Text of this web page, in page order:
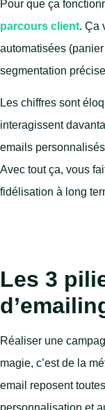
Pour que ça
parcours client. Ça
automatisées
segmentation
Les chiffres sont
interagissent
emails
Avec tout ça, vous
fidélisation à long
Les 3
Réaliser une
magie, c’est de la
email reposent
personnalisation et